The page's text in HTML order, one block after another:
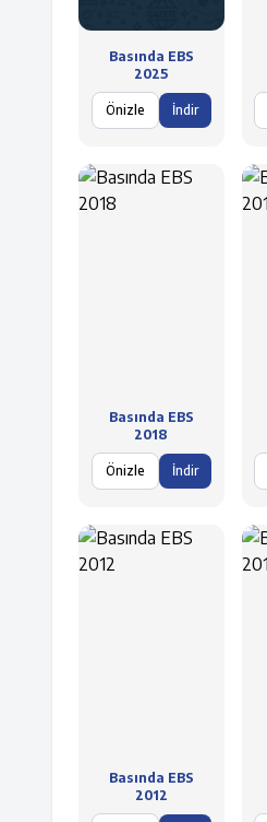
Basında EBS
2025
Önizle İndir
Basında EBS
2018
Önizle İndir
Basında EBS
2012